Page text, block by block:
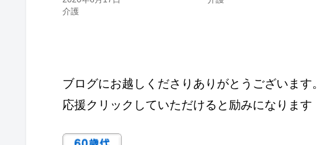
介護
ブログにお越しくださりありがとうございます。
応援クリックしていただけると励みになります